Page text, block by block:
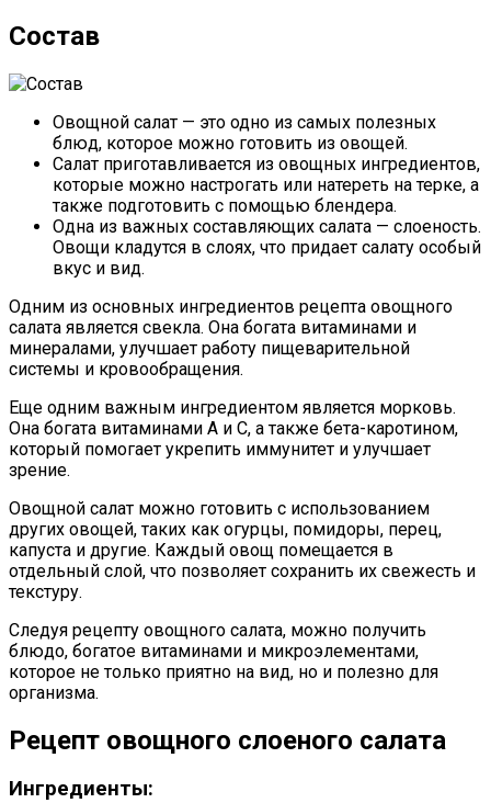
Состав
Овощной салат — это одно из самых полезных
блюд, которое можно готовить из овощей.
Салат приготавливается из овощных ингредиентов,
которые можно настрогать или натереть на терке, а
также подготовить с помощью блендера.
Одна из важных составляющих салата — слоеность.
Овощи кладутся в слоях, что придает салату особый
вкус и вид.
Одним из основных ингредиентов рецепта овощного
салата является свекла. Она богата витаминами и
минералами, улучшает работу пищеварительной
системы и кровообращения.
Еще одним важным ингредиентом является морковь.
Она богата витаминами А и С, а также бета-каротином,
который помогает укрепить иммунитет и улучшает
зрение.
Овощной салат можно готовить с использованием
других овощей, таких как огурцы, помидоры, перец,
капуста и другие. Каждый овощ помещается в
отдельный слой, что позволяет сохранить их свежесть и
текстуру.
Следуя рецепту овощного салата, можно получить
блюдо, богатое витаминами и микроэлементами,
которое не только приятно на вид, но и полезно для
организма.
Рецепт овощного слоеного салата
Ингредиенты: